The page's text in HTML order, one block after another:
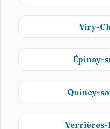
Viry-
Épinay-
Quincy-
Verrières-